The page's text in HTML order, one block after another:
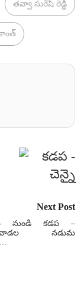
తవ్వా సురేష్ రెడ్డి
Next Post
కడప –
నడుమ